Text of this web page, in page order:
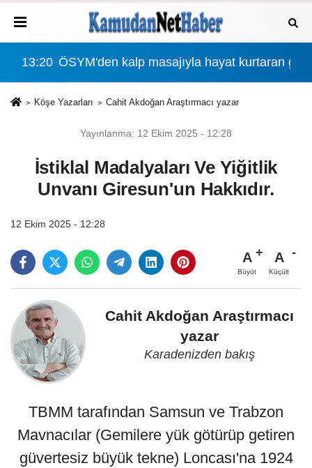
13:20 ÖSYM'den kalp masajıyla hayat kurtaran
Köşe Yazarları Cahit Akdoğan Araştırmacı yazar
Yayınlanma: 12 Ekim 2025 - 12:28
İstiklal Madalyaları Ve Yiğitlik
Unvanı Giresun'un Hakkıdır.
12 Ekim 2025 - 12:28
A
Büyüt
A
Küçült
Cahit Akdoğan Araştırmacı
yazar
Karadenizden bakış
TBMM tarafından Samsun ve Trabzon
Mavnacılar (Gemilere yük götürüp getiren
güvertesiz büyük tekne) Loncası'na 1924